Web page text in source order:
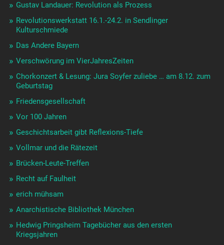
Gustav Landauer: Revolution als Prozess
Revolutionswerkstatt 16.1.-24.2. in Sendlinger
Kulturschmiede
Das Andere Bayern
Verschwörung im VierJahresZeiten
Chorkonzert & Lesung: Jura Soyfer zuliebe … am 8.12. zum
Geburtstag
Friedensgesellschaft
Vor 100 Jahren
Geschichtsarbeit gibt Reflexions-Tiefe
Vollmar und die Rätezeit
Brücken-Leute-Treffen
Recht auf Faulheit
erich mühsam
Anarchistische Bibliothek München
Hedwig Pringsheim Tagebücher aus den ersten
Kriegsjahren